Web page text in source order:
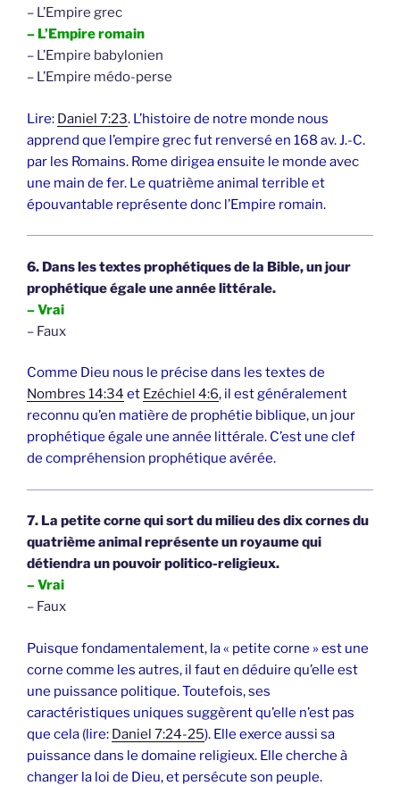
– L’Empire grec
– L’Empire romain
– L’Empire babylonien
– L’Empire médo-perse
Lire: Daniel 7:23. L’histoire de notre monde nous
apprend que l’empire grec fut renversé en 168 av. J.-C.
par les Romains. Rome dirigea ensuite le monde avec
une main de fer. Le quatrième animal terrible et
épouvantable représente donc l’Empire romain.
6. Dans les textes prophétiques de la Bible, un jour
prophétique égale une année littérale.
– Vrai
– Faux
Comme Dieu nous le précise dans les textes de
Nombres 14:34 et Ezéchiel 4:6, il est généralement
reconnu qu’en matière de prophétie biblique, un jour
prophétique égale une année littérale. C’est une clef
de compréhension prophétique avérée.
7. La petite corne qui sort du milieu des dix cornes du
quatrième animal représente un royaume qui
détiendra un pouvoir politico-religieux.
– Vrai
– Faux
Puisque fondamentalement, la « petite corne » est une
corne comme les autres, il faut en déduire qu’elle est
une puissance politique. Toutefois, ses
caractéristiques uniques suggèrent qu’elle n’est pas
que cela (lire: Daniel 7:24-25). Elle exerce aussi sa
puissance dans le domaine religieux. Elle cherche à
changer la loi de Dieu, et persécute son peuple.